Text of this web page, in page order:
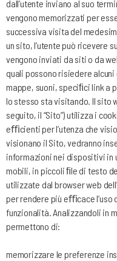
dall’utente inviano al suo
vengono memorizzati per
successiva visita del
un sito, l’utente può ricevere
vengono inviati da siti o da
quali possono risiedere
mappe, suoni, speciﬁci link a
lo stesso sta visitando. Il sito
seguito, il “Sito”) utilizza i
eﬃcienti per l’utenza che
visionano il Sito, vedranno
informazioni nei dispositivi in
mobili, in piccoli ﬁle di testo
utilizzate dal browser web
per rendere più eﬃcace
funzionalità. Analizzandoli in
permettono di:
memorizzare le preferenze